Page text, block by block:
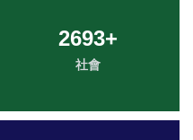
2693+
社會